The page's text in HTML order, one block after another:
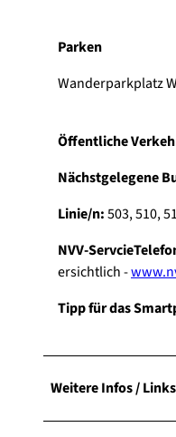
Parken
Wanderparkplatz
Öffentliche
Nächstgelegene
Linie/n:503, 510,
NVV-
ersichtlich -
Tipp für das
Weitere Infos / Links